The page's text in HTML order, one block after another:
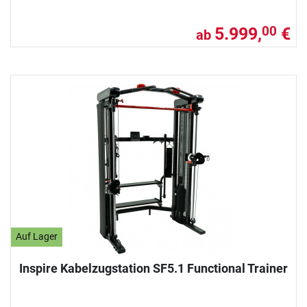
ab 5.999,00 €
Auf Lager
Inspire Kabelzugstation SF5.1 Functional Trainer